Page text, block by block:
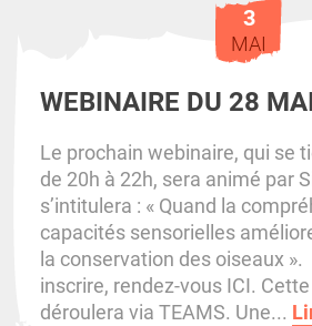
3
MAI
WEBINAIRE DU 28
Le prochain webinaire, qui se
de 20h à 22h, sera animé par
s’intitulera : « Quand la
capacités sensorielles
la conservation des oiseaux
inscrire, rendez-vous ICI.
déroulera via TEAMS. Une...